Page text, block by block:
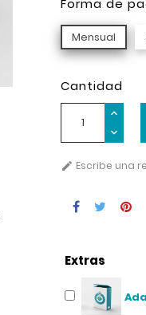
Forma de
Mensual
Cantidad
 Escribe una
Extras